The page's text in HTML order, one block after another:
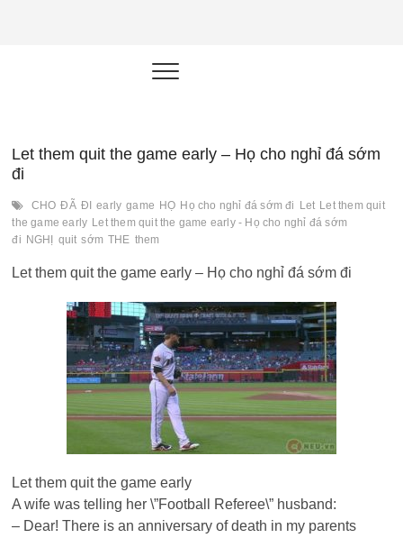
năng lực cá
thời đại AI
Let them quit the game early – Họ cho nghỉ đá sớm
đi
CHO ĐÃ ĐI early game HỌ Họ cho nghỉ đá sớm đi Let Let them quit
the game early Let them quit the game early - Họ cho nghỉ đá sớm
đi NGHỊ quit sớm THE them
Let them quit the game early – Họ cho nghỉ đá sớm đi
Let them quit the game early
A wife was telling her \”Football Referee\” husband:
– Dear! There is an anniversary of death in my parents